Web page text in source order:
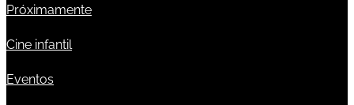
Próximamente
Cine infantil
Eventos